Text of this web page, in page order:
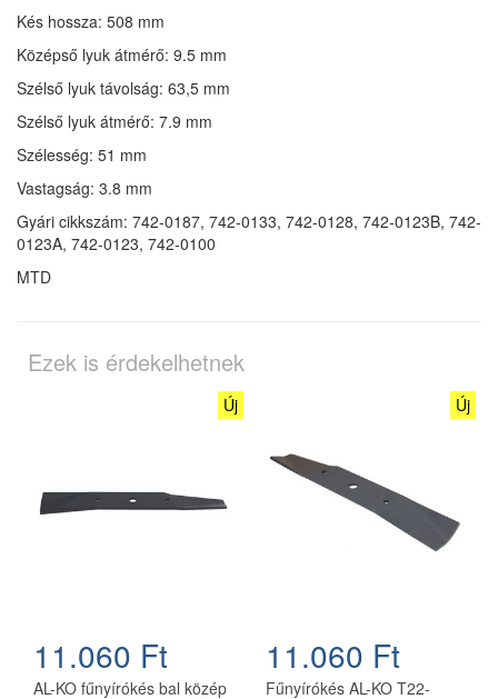
Kés hossza: 508 mm
Középső lyuk átmérő: 9.5 mm
Szélső lyuk távolság: 63,5 mm
Szélső lyuk átmérő: 7.9 mm
Szélesség: 51 mm
Vastagság: 3.8 mm
Gyári cikkszám: 742-0187, 742-0133, 742-0128, 742-0123B, 742-
0123A, 742-0123, 742-0100
MTD
Ezek is érdekelhetnek
Új
11.060 Ft
AL-KO fűnyírókés bal közép
Új
11.060 Ft
Fűnyírókés AL-KO T22-